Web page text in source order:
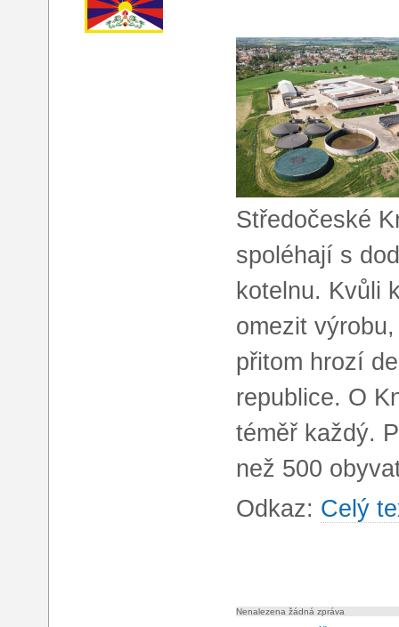
Středočeské
spoléhají s
kotelnu. Kvůli
omezit
přitom hrozí
republice. O
téměř každý.
než 500
Odkaz: Celý
Nenalezena žádná zpráva